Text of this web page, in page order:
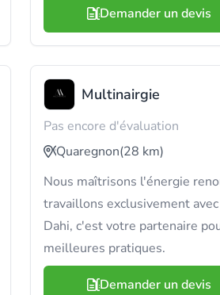
Demander un devis
Multinairgie
Pas encore d'évaluation
Quaregnon(28 km)
Nous maîtrisons l'énergie
travaillons exclusivement
Dahi, c'est votre partenaire
meilleures pratiques.
Demander un devis